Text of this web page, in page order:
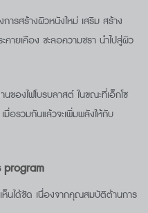
การสร้างผิวหนังใหม่ เสริม สร้าง
ายเคือง ชะลอความชรา นำไปสู่ผิว
นของไฟโบรบลาสต์ ในขณะที่เอ็กโซ
มื่อรวมกันแล้วจะเพิ่มพลังให้กับ
program
นได้ชัด เนื่องจากคุณสมบัติต้านการ